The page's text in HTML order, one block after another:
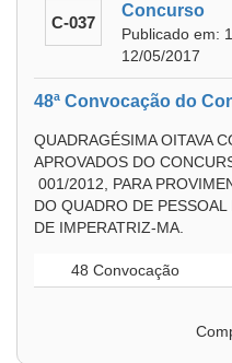
C-037
Concurso
Publicado em:
12/05/2017
48ª Convocação do
QUADRAGÉSIMA OITAVA
APROVADOS DO
001/2012, PARA
DO QUADRO DE PESSOAL
DE IMPERATRIZ-MA.
48 Convocação